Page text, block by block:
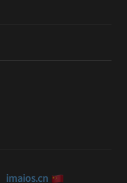
imaios.cn